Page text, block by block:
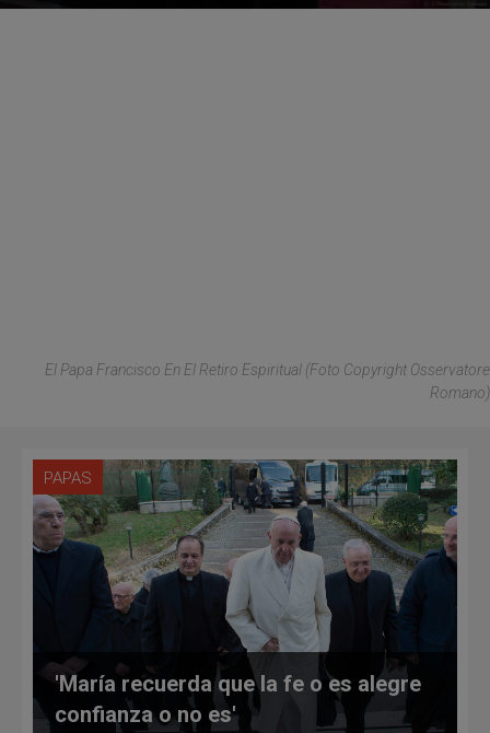
El Papa Francisco En El Retiro Espiritual (Foto Copyright Osservatore
Romano)
PAPAS
'María recuerda que la fe o es alegre
confianza o no es'